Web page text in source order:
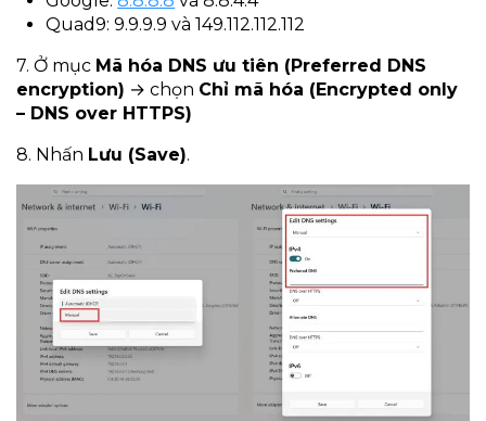
Quad9: 9.9.9.9 và 149.112.112.112
7. Ở mục Mã hóa DNS ưu tiên (Preferred DNS
encryption) → chọn Chỉ mã hóa (Encrypted only
– DNS over HTTPS)
8. Nhấn Lưu (Save).